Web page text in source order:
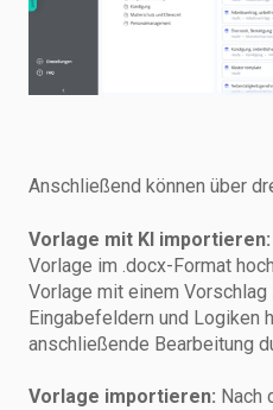
Anschließend können über
Vorlage mit KI importieren:
Vorlage im .docx-Format
Vorlage mit einem Vorschlag
Eingabefeldern und Logiken
anschließende Bearbeitung
Vorlage importieren: Nach